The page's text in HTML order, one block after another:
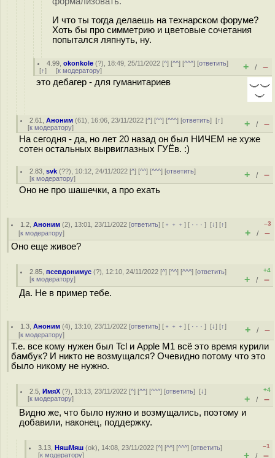
И что ты тогда делаешь на технарском форуме?
Хоть бы про симметрию и цветовые сочетания
попытался ляпнуть, ну.
4.99 ,okonkole (?), 18:49, 25/11/2022 [^] [^^] [^^^] [ответить]
[↑] [к модератору] + / –
это дебагер - для гуманитариев
2.61 ,Аноним (61), 16:06, 23/11/2022 [^] [^^] [^^^] [ответить][↑]
[к модератору] + / –
На сегодня - да, но лет 20 назад он был НИЧЕМ не хуже
сотен остальных вырвиглазных ГУЁв. :)
2.83 ,svk (??), 10:12, 24/11/2022 [^] [^^] [^^^] [ответить]
[к модератору] + / –
Оно не про шашечки, а про ехать
1.2 ,Аноним (2), 13:01, 23/11/2022 [ответить] [ ﹢﹢﹢] [ · · ·][↓] [↑]
[к модератору]
–3
+ / –
Оно еще живое?
2.85 ,псевдонимус (?), 12:10, 24/11/2022 [^] [^^] [^^^] [ответить]
[к модератору]
+4
+ / –
Да. Не в пример тебе.
1.3 ,Аноним (4), 13:10, 23/11/2022 [ответить] [ ﹢﹢﹢] [ · · ·][↓] [↑]
[к модератору] + / –
Т.е. все кому нужен был Tcl и Apple M1 всё это время курили
бамбук? И никто не возмущался? Очевидно потому что это
было никому не нужно.
2.5 ,ИмяХ (?), 13:13, 23/11/2022 [^] [^^] [^^^] [ответить][↓]
[к модератору]
+4
+ / –
Видно же, что было нужно и возмущались, поэтому и
добавили, наконец, поддержку.
3.13 ,НяшМяш (ok), 14:08, 23/11/2022 [^] [^^] [^^^] [ответить]
[к модератору]
–1
+ / –